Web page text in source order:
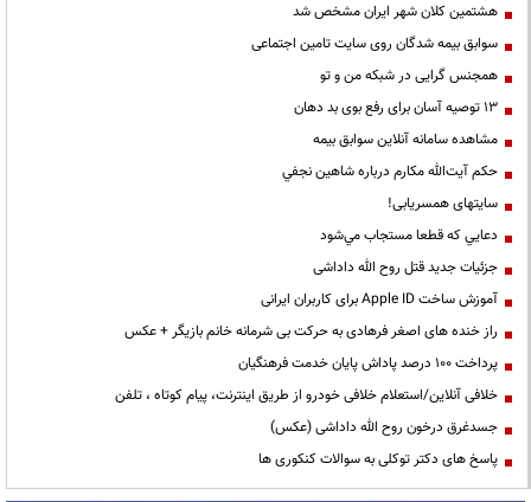
هشتمین کلان شهر ایران مشخص شد
سوابق بیمه شدگان روی سایت تامین اجتماعی
همجنس گرایی در شبکه من و تو
13 توصیه آسان برای رفع بوی بد دهان
مشاهده سامانه آنلاين سوابق بیمه
حكم آيت‌الله مكارم درباره شاهين نجفي
سایتهای همسریابی!
دعايي كه قطعا مستجاب مي‌شود
جزئیات جدید قتل روح الله داداشی
آموزش ساخت Apple ID برای کاربران ایرانی
راز خنده های اصغر فرهادی به حرکت بی شرمانه خانم بازیگر + عکس
پرداخت ۱۰۰ درصد پاداش پایان خدمت فرهنگیان
خلافی آنلاین/استعلام خلافی خودرو از طریق اینترنت، پیام کوتاه ، تلفن
جسدغرق درخون روح الله داداشی (عکس)
پاسخ های دکتر توکلی به سوالات کنکوری ها